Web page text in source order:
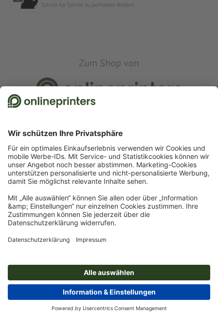
Schritt für Schritt zu perfekten Bildern
Zum Shop von
© 2026Onlineprinters MAGAZIN
Impressum | Datenschutz
Newsletter abonnieren und 15
unsere Online-Druckerei
sichern!
Jetzt anmelden